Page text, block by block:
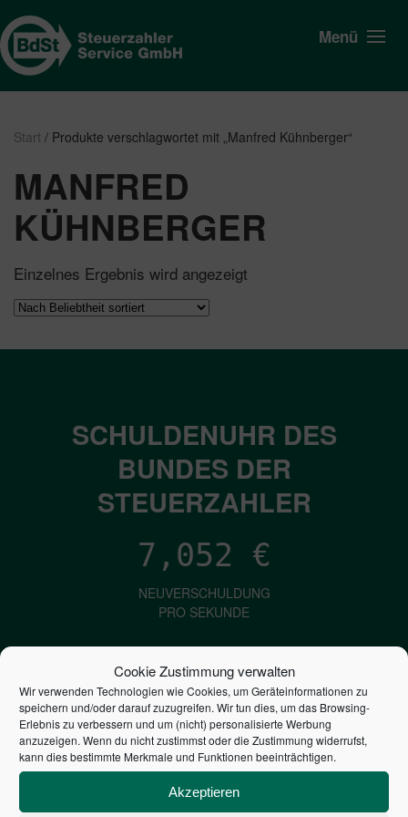
Cookie Zustimmung verwalten
Wir verwenden Technologien wie Cookies, um Geräteinformationen zu
speichern und/oder darauf zuzugreifen. Wir tun dies, um das Browsing-
Erlebnis zu verbessern und um (nicht) personalisierte Werbung
anzuzeigen. Wenn du nicht zustimmst oder die Zustimmung widerrufst,
kann dies bestimmte Merkmale und Funktionen beeinträchtigen.
Akzeptieren
Menü
Start / Produkte verschlagwortet mit „Manfred Kühnberger“
MANFRED
KÜHNBERGER
Einzelnes Ergebnis wird angezeigt
SCHULDENUHR DES
BUNDES DER
STEUERZAHLER
7,052 €
NEUVERSCHULDUNG
PRO SEKUNDE
1,601€
ZINSEN
PRO SEKUNDE